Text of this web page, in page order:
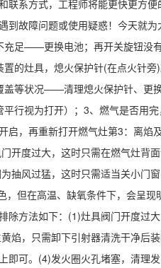
系方式，工程师将能更快更方
故障问题或使用疑惑！今天就
充足——更换电池；再开关旋钮
的灶具，熄火保护针(在点火针
等状况——清理熄火保护针、更
行视为打开）；3、燃气是否用
，再重新打开燃气灶第3：离焰
开度过大，这时只需在燃气灶背
抽风过猛，这时只需适当关小
但在高温、缺氧条件下，会呈
方法如下：(1)灶具阀门开度过
焰，只需卸下引射器清洗干净
可。(4)发火圈火孔堵塞，清理